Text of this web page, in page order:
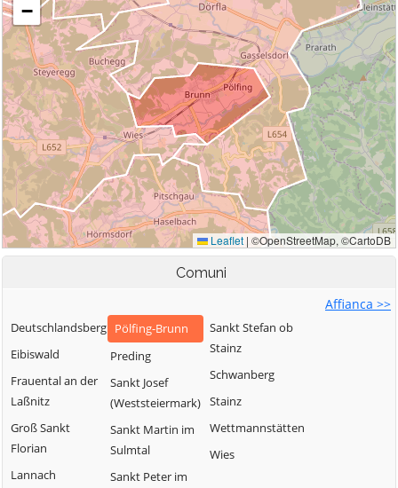
Comuni
Affianca >>
Deutschlandsberg
Eibiswald
Frauental an der
Laßnitz
Groß Sankt
Florian
Lannach
Pölfing-Brunn
Preding
Sankt Josef
(Weststeiermark)
Sankt Martin im
Sulmtal
Sankt Peter im
Sankt Stefan ob
Stainz
Schwanberg
Stainz
Wettmannstätten
Wies